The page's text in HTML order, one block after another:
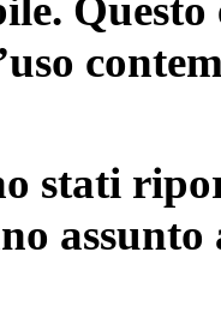
stati